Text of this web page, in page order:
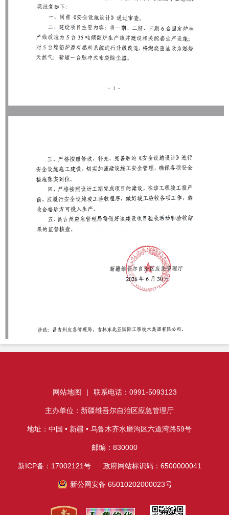
网站地图 | 联系电话：0991-5093123
主办单位：新疆维吾尔自治区应急管理厅
地址：中国 • 新疆 • 乌鲁木齐水磨沟区六道湾路59号
邮编：830000
新ICP备：17002121号 政府网站标识码：6500000041
新公网安备 65010202000023号